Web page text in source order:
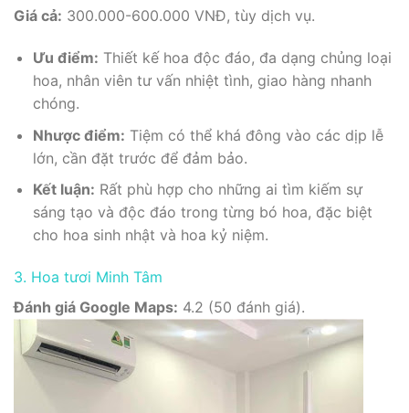
Giá cả: 300.000-600.000 VNĐ, tùy dịch vụ.
Ưu điểm: Thiết kế hoa độc đáo, đa dạng chủng loại
hoa, nhân viên tư vấn nhiệt tình, giao hàng nhanh
chóng.
Nhược điểm: Tiệm có thể khá đông vào các dịp lễ
lớn, cần đặt trước để đảm bảo.
Kết luận: Rất phù hợp cho những ai tìm kiếm sự
sáng tạo và độc đáo trong từng bó hoa, đặc biệt
cho hoa sinh nhật và hoa kỷ niệm.
3. Hoa tươi Minh Tâm
Đánh giá Google Maps: 4.2 (50 đánh giá).